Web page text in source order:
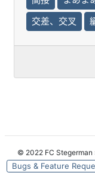
交差、交叉
© 2022 FC Stegerman
Bugs & Feature